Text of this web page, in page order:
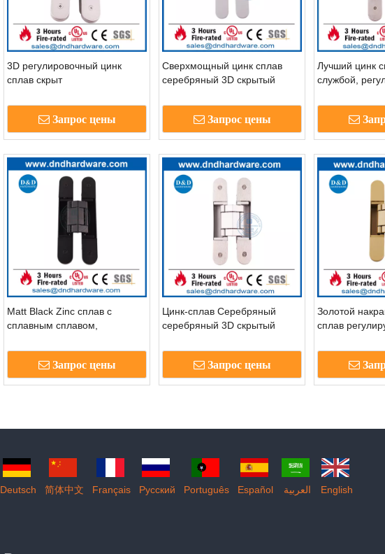
3D регулировочный цинк
сплав скрыт
Запрос цены
Сверхмощный цинк сплав
серебряный 3D скрытый
ддх008-G120
Запрос цены
Лучший цинк
службой,
G120
Matt Black Zinc сплав с
сплавным сплавом,
3D Hidden Hinge-ddch008-
Запрос цены
Цинк-сплав Серебряный
серебряный 3D скрытый
двери- DDCH008-G40
Запрос цены
Золотой
сплав
G80
Deutsch 简体中文 Français Pусский Português Español العربية English